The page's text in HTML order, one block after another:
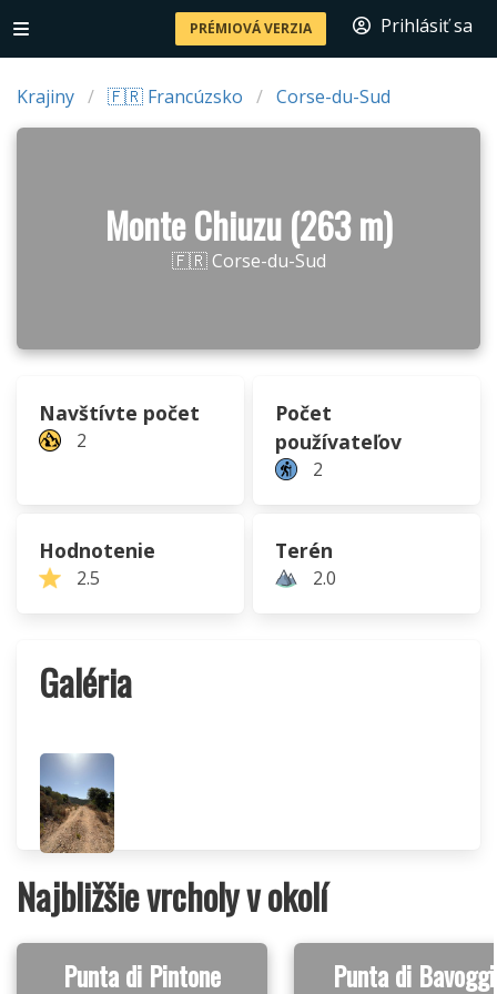
PRÉMIOVÁ VERZIA Prihlásiť sa
Krajiny 🇫🇷 Francúzsko Corse-du-Sud
Monte Chiuzu (263 m)
🇫🇷 Corse-du-Sud
Navštívte počet
2
Počet
používateľov
2
Hodnotenie
2.5
Terén
2.0
Galéria
Najbližšie vrcholy v okolí
Punta di Pintone Punta di